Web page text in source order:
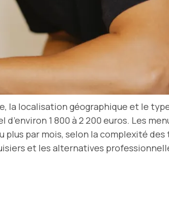
la localisation géographique et le
1 800 à 2 200 euros. Les
plus par mois, selon la complexité
et les alternatives